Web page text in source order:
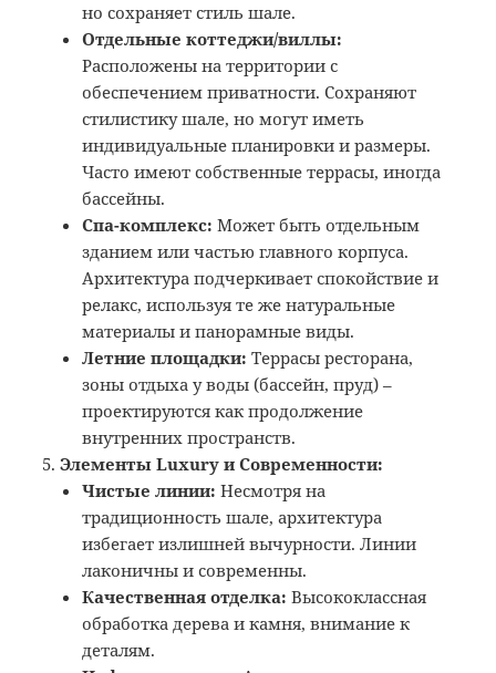
но сохраняет стиль шале.
Отдельные коттеджи/виллы:
Расположены на территории с
обеспечением приватности. Сохраняют
стилистику шале, но могут иметь
индивидуальные планировки и размеры.
Часто имеют собственные террасы, иногда
бассейны.
Спа-комплекс: Может быть отдельным
зданием или частью главного корпуса.
Архитектура подчеркивает спокойствие и
релакс, используя те же натуральные
материалы и панорамные виды.
Летние площадки: Террасы ресторана,
зоны отдыха у воды (бассейн, пруд) –
проектируются как продолжение
внутренних пространств.
Элементы Luxury и Современности:
Чистые линии: Несмотря на
традиционность шале, архитектура
избегает излишней вычурности. Линии
лаконичны и современны.
Качественная отделка: Высококлассная
обработка дерева и камня, внимание к
деталям.